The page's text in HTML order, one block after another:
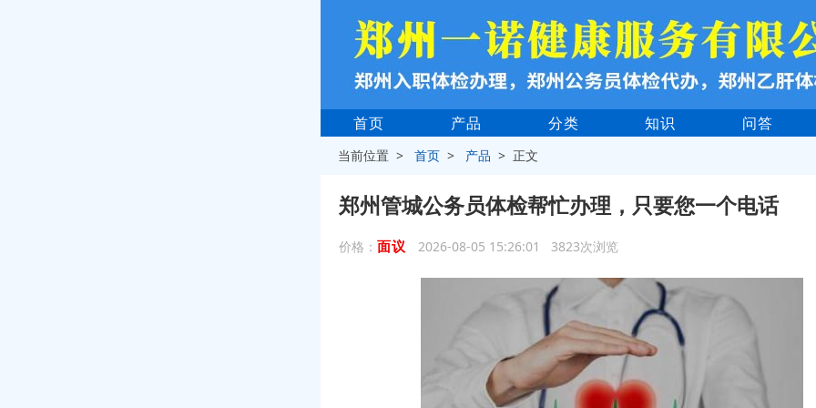
首页 产品 分类 知识 问答
当前位置 >首页 > 产品 > 正文
郑州管城公务员体检帮忙办理，只要您一个电话
价格： 面议 2026-08-05 15:26:01 3823次浏览